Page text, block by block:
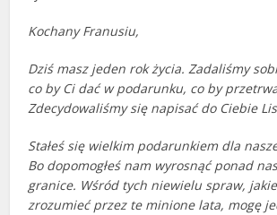
Kochany Franusiu,
Dziś masz jeden rok życia. Zadaliśmy
co by Ci dać w podarunku, co by
Zdecydowaliśmy się napisać do Ciebie
Stałeś się wielkim podarunkiem dla
Bo dopomogłeś nam wyrosnąć ponad
granice. Wśród tych niewielu spraw,
zrozumieć przez te minione lata, mogę